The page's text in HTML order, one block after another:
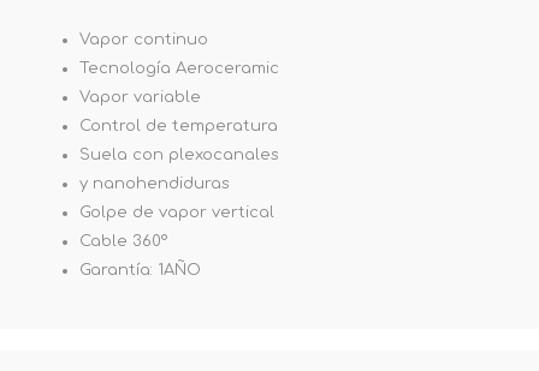
Vapor continuo
Tecnología Aeroceramic
Vapor variable
Control de temperatura
Suela con plexocanales
y nanohendiduras
Golpe de vapor vertical
Cable 360°
Garantía: 1AÑO